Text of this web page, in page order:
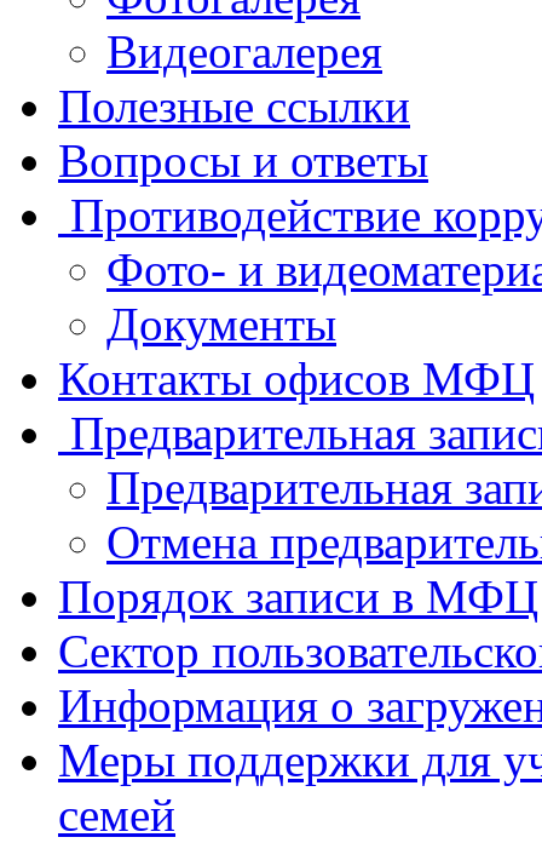
Видеогалерея
Полезные ссылки
Вопросы и ответы
Противодействие
Фото- и
Документы
Контакты офисов МФЦ
Предварительная
Предварительная
Отмена
Порядок записи в МФЦ
Сектор
Информация о
Меры поддержки для
семей